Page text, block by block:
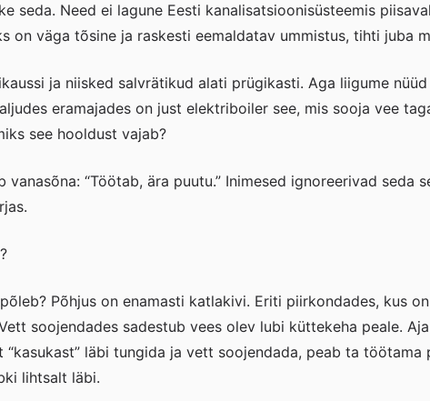
seda. Need ei lagune Eesti kanalisatsioonisüsteemis
on väga tõsine ja raskesti eemaldatav ummistus, tihti juba
ja niisked salvrätikud alati prügikasti. Aga liigume
eramajades on just elektriboiler see, mis sooja vee
see hooldust vajab?
“Töötab, ära puutu.” Inimesed ignoreerivad seda
Põhjus on enamasti katlakivi. Eriti piirkondades, kus
soojendades sadestub vees olev lubi küttekeha peale.
läbi tungida ja vett soojendada, peab ta töötama
lihtsalt läbi.